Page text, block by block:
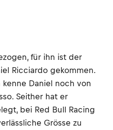
für ihn ist der
Ricciardo gekommen.
Daniel noch von
Seither hat er
bei Red Bull Racing
Grösse zu